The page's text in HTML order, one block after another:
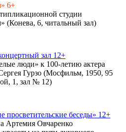
6+
студии
(Конева, 6, читальный зал)
зал 12+
люди» к 100-летию актера
Гурзо (Мосфильм, 1950, 95
1, зал № 12)
просветительские беседы» 12+
Артемия Овчаренко